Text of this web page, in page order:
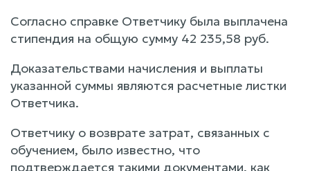
Согласно справке Ответчику была выплачена
стипендия на общую сумму 42 235,58 руб.
Доказательствами начисления и выплаты
указанной суммы являются расчетные листки
Ответчика.
Ответчику о возврате затрат, связанных с
обучением, было известно, что
подтверждается такими документами, как